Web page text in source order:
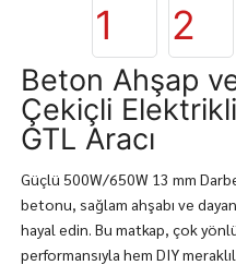
Beton Ahşap
Çekiçli
GTL Aracı
Güçlü 500W/650W 13 mm
betonu, sağlam ahşabı ve
hayal edin. Bu matkap, çok
performansıyla hem DIY